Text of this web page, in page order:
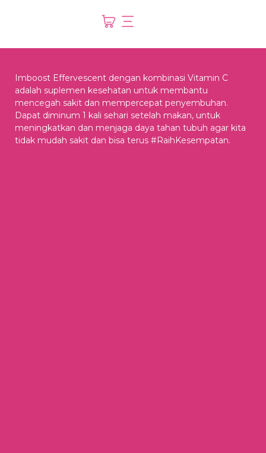
Imboost Effervescent dengan kombinasi Vitamin C
adalah suplemen kesehatan untuk membantu
mencegah sakit dan mempercepat penyembuhan.
Dapat diminum 1 kali sehari setelah makan, untuk
meningkatkan dan menjaga daya tahan tubuh agar kita
tidak mudah sakit dan bisa terus #RaihKesempatan.